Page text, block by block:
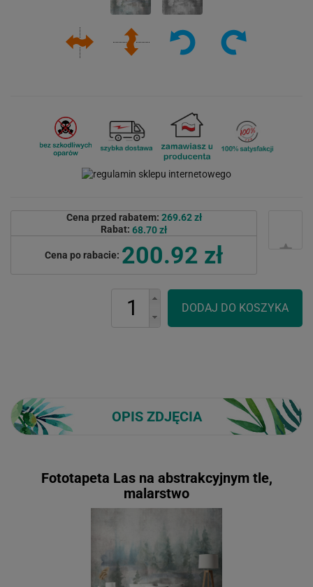
Cena przed rabatem: 269.62 zł
Rabat: 68.70 zł
Cena po rabacie: 200.92 zł
OPIS ZDJĘCIA
Fototapeta Las na abstrakcyjnym tle,
malarstwo